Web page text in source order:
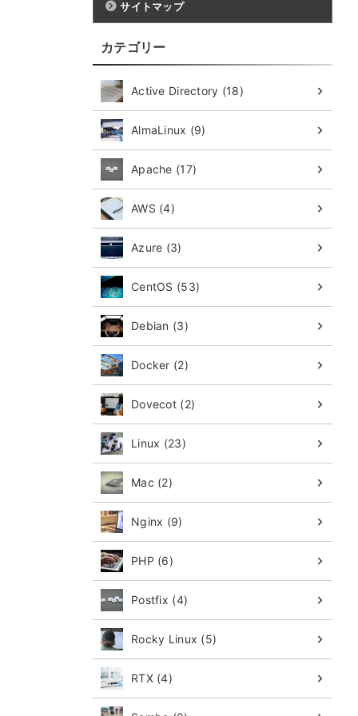
サイトマップ
カテゴリー
Active Directory (18)
AlmaLinux (9)
Apache (17)
AWS (4)
Azure (3)
CentOS (53)
Debian (3)
Docker (2)
Dovecot (2)
Linux (23)
Mac (2)
Nginx (9)
PHP (6)
Postfix (4)
Rocky Linux (5)
RTX (4)